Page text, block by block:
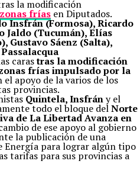
la modificación
frías en Diputados.
Insfrán (Formosa), Ricardo
Jaldo (Tucumán), Elías
Gustavo Sáenz (Salta),
carastras la modificación
frías impulsado por la
el apoyo de la varios de los
provincias.
Quintela, Insfrány el
todo el bloque delNorte
de La Libertad Avanza en
de ese apoyo al gobierno
la publicación de una
Energía para lograr algún tipo
tarifas para sus provincias a